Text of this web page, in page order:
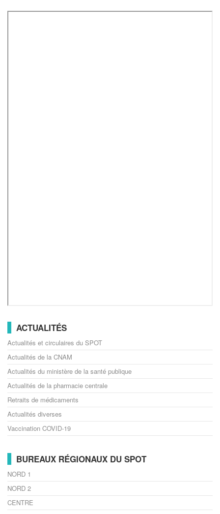
ACTUALITÉS
Actualités et circulaires du SPOT
Actualités de la CNAM
Actualités du ministère de la santé publique
Actualités de la pharmacie centrale
Retraits de médicaments
Actualités diverses
Vaccination COVID-19
BUREAUX RÉGIONAUX DU SPOT
NORD 1
NORD 2
CENTRE